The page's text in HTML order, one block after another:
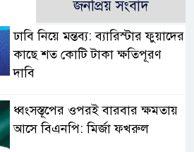
জনপ্রিয় সংবাদ
ঢাবি নিয়ে মন্তব্য: ব্যারিস্টার ফুয়াদের
কাছে শত কোটি টাকা ক্ষতিপূরণ
দাবি
ধ্বংসস্তূপের ওপরই বারবার ক্ষমতায়
আসে বিএনপি: মির্জা ফখরুল